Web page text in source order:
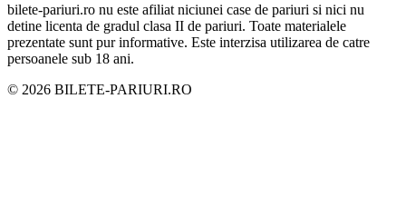
bilete-pariuri.ro nu este afiliat niciunei case de pariuri si nici nu
detine licenta de gradul clasa II de pariuri. Toate materialele
prezentate sunt pur informative. Este interzisa utilizarea de catre
persoanele sub 18 ani.
© 2026 BILETE-PARIURI.RO